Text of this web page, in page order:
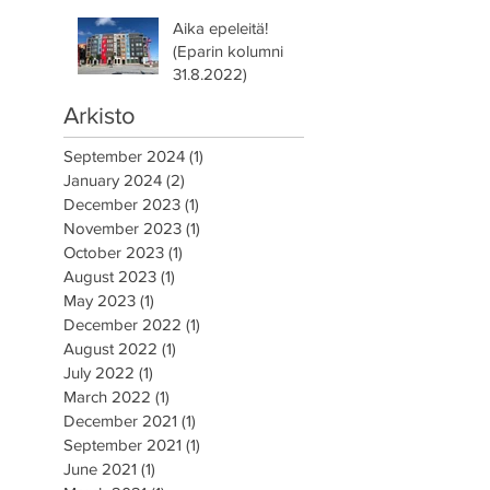
Aika epeleitä!
(Eparin kolumni
31.8.2022)
September 2024 (1)
January 2024 (2)
December 2023 (1)
November 2023 (1)
October 2023 (1)
August 2023 (1)
May 2023 (1)
December 2022 (1)
August 2022 (1)
July 2022 (1)
March 2022 (1)
December 2021 (1)
September 2021 (1)
June 2021 (1)
Arkisto